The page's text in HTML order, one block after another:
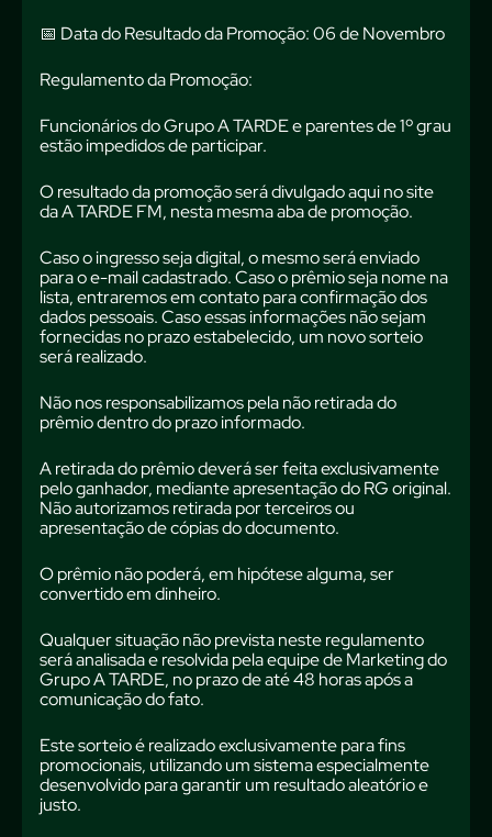
📅 Data do Resultado da Promoção: 06 de Novembro
Regulamento da Promoção:
Funcionários do Grupo A TARDE e parentes de 1º grau
estão impedidos de participar.
O resultado da promoção será divulgado aqui no site
da A TARDE FM, nesta mesma aba de promoção.
Caso o ingresso seja digital, o mesmo será enviado
para o e-mail cadastrado. Caso o prêmio seja nome na
lista, entraremos em contato para confirmação dos
dados pessoais. Caso essas informações não sejam
fornecidas no prazo estabelecido, um novo sorteio
será realizado.
Não nos responsabilizamos pela não retirada do
prêmio dentro do prazo informado.
A retirada do prêmio deverá ser feita exclusivamente
pelo ganhador, mediante apresentação do RG original.
Não autorizamos retirada por terceiros ou
apresentação de cópias do documento.
O prêmio não poderá, em hipótese alguma, ser
convertido em dinheiro.
Qualquer situação não prevista neste regulamento
será analisada e resolvida pela equipe de Marketing do
Grupo A TARDE, no prazo de até 48 horas após a
comunicação do fato.
Este sorteio é realizado exclusivamente para fins
promocionais, utilizando um sistema especialmente
desenvolvido para garantir um resultado aleatório e
justo.